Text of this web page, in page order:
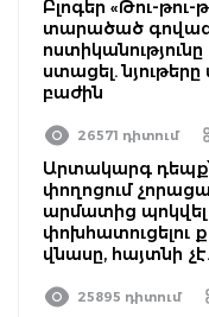
Բլոգեր «Թու-
տարածած
ստացել.
բաժին
26571 դիտում
Արտակարգ դեպք՝
փողոցում
արմատից պոկվել
վնասը, հայտնի
25895 դիտում